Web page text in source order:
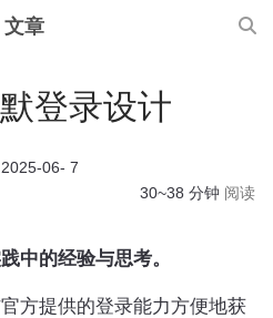
文章
登录设计
2025-06- 7
30~38 分钟 阅读
中的经验与思考。
方提供的登录能力方便地获